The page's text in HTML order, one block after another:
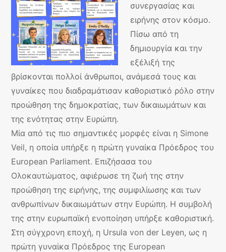
συνεργασίας και
ειρήνης στον κόσμο.
Πίσω από τη
δημιουργία και την
εξέλιξή της
βρίσκονται πολλοί άνθρωποι, ανάμεσά τους και
γυναίκες που διαδραμάτισαν καθοριστικό ρόλο στην
προώθηση της δημοκρατίας, των δικαιωμάτων και
της ενότητας στην Ευρώπη.
Μία από τις πιο σημαντικές μορφές είναι η Simone
Veil, η οποία υπήρξε η πρώτη γυναίκα Πρόεδρος του
European Parliament. Επιζήσασα του
Ολοκαυτώματος, αφιέρωσε τη ζωή της στην
προώθηση της ειρήνης, της συμφιλίωσης και των
ανθρωπίνων δικαιωμάτων στην Ευρώπη. Η συμβολή
της στην ευρωπαϊκή ενοποίηση υπήρξε καθοριστική.
Στη σύγχρονη εποχή, η Ursula von der Leyen, ως η
πρώτη γυναίκα Πρόεδρος της European